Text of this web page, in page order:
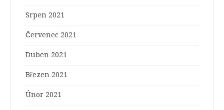
Srpen 2021
Červenec 2021
Duben 2021
Březen 2021
Únor 2021